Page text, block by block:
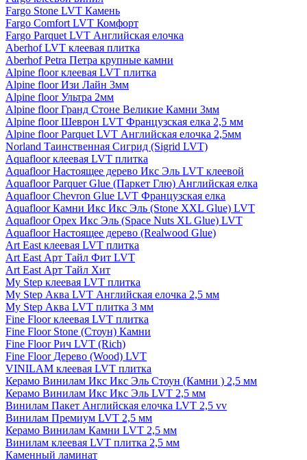
Fargo Stone LVT Камень
Fargo Comfort LVT Комфорт
Fargo Parquet LVT Английская елочка
Aberhof LVT клеевая плитка
Aberhof Petra Петра крупные камни
Alpine floor клеевая LVT плитка
Alpine floor Изи Лайн 3мм
Alpine floor Ультра 2мм
Alpine floor Гранд Стоне Великие Камни 3мм
Alpine floor Шеврон LVT Французская елка 2,5 мм
Alpine floor Parquet LVT Английская елочка 2,5мм
Norland Таинственная Сигрид (Sigrid LVT)
Aquafloor клеевая LVT плитка
Aquafloor Настоящее дерево Икс Эль LVT клеевой
Aquafloor Parquer Glue (Паркет Глю) Английская елка
Aquafloor Chevron Glue LVT Французская елка
Aquafloor Камни Икс Икс Эль (Stone XXL Glue) LVT
Aquafloor Орех Икс Эль (Space Nuts XL Glue) LVT
Aquafloor Настоящее дерево (Realwood Glue)
Art East клеевая LVT плитка
Art East Арт Тайл Фит LVT
Art East Арт Тайл Хит
My Step клеевая LVT плитка
My Step Аква LVT Английская елочка 2,5 мм
My Step Аква LVT плитка 3 мм
Fine Floor клеевая LVT плитка
Fine Floor Stone (Стоун) Камни
Fine Floor Рич LVT (Rich)
Fine Floor Дерево (Wood) LVT
VINILAM клеевая LVT плитка
Керамо Винилам Икс Икс Эль Стоун (Камни ) 2,5 мм
Керамо Винилам Икс Икс Эль LVT 2,5 мм
Винилам Пакет Английская елочка LVT 2,5 vv
Винилам Премиум LVT 2,5 мм
Керамо Винилам Камни LVT 2,5 мм
Винилам клеевая LVT плитка 2,5 мм
Каменный ламинат